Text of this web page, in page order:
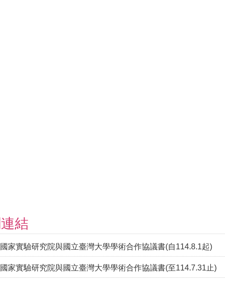
結
家實驗研究院與國立臺灣大學學術合作協議書(自114.8.1起)
家實驗研究院與國立臺灣大學學術合作協議書(至114.7.31止)